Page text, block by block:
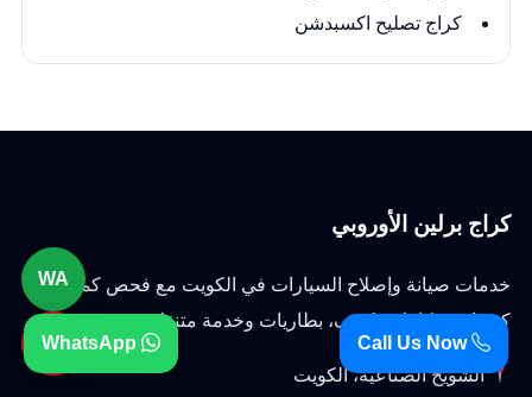
كراج تصليح اكسبدشن
كراج برلين الأوروبي
خدمات صيانة وإصلاح السيارات في الكويت مع فحص كمبيوتر،
كهرباء، ميكانيك، تكييف، بطاريات وخدمة متنقلة.
الشويخ الصناعية، الكويت
WA
☎ Call Us Now